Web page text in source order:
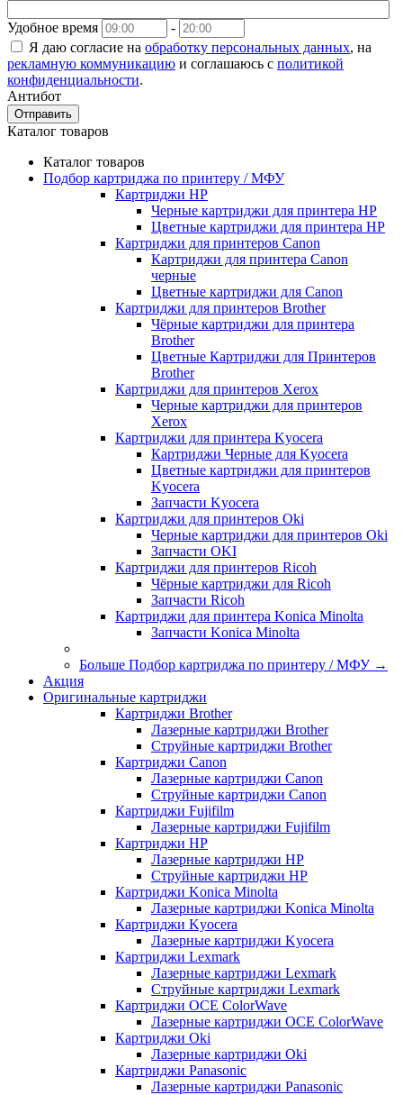
Удобное время
-
Я даю согласие на обработку персональных данных, на
рекламную коммуникацию и соглашаюсь с политикой
конфиденциальности.
Антибот
Отправить
Каталог товаров
Каталог товаров
Подбор картриджа по принтеру / МФУ
Картриджи HP
Черные картриджи для принтера HP
Цветные картриджи для принтера HP
Картриджи для принтеров Сanon
Картриджи для принтера Сanon
черные
Цветные картриджи для Сanon
Картриджи для принтеров Brother
Чёрные картриджи для принтера
Brother
Цветные Картриджи для Принтеров
Brother
Картриджи для принтеров Xerox
Черные картриджи для принтеров
Xerox
Картриджи для принтера Kyocera
Картриджи Черные для Kyocera
Цветные картриджи для принтеров
Kyocera
Запчасти Kyocera
Картриджи для принтеров Oki
Черные картриджи для принтеров Oki
Запчасти OKI
Картриджи для принтеров Ricoh
Чёрные картриджи для Ricoh
Запчасти Ricoh
Картриджи для принтера Konica Minolta
Запчасти Koniсa Minolta
Больше Подбор картриджа по принтеру / МФУ →
Акция
Оригинальные картриджи
Картриджи Brother
Лазерные картриджи Brother
Струйные картриджи Brother
Картриджи Canon
Лазерные картриджи Canon
Струйные картриджи Canon
Картриджи Fujifilm
Лазерные картриджи Fujifilm
Картриджи HP
Лазерные картриджи HP
Струйные картриджи HP
Картриджи Konica Minolta
Лазерные картриджи Konica Minolta
Картриджи Kyocera
Лазерные картриджи Kyocera
Картриджи Lexmark
Лазерные картриджи Lexmark
Струйные картриджи Lexmark
Картриджи OCE ColorWave
Лазерные картриджи OCE ColorWave
Картриджи Oki
Лазерные картриджи Oki
Картриджи Panasonic
Лазерные картриджи Panasonic